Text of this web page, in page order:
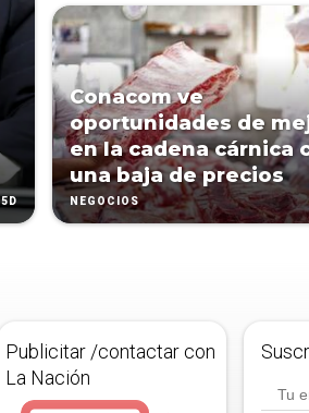
5D
Conacom ve
oportunidades de
en la cadena cárnica
una baja de precios
NEGOCIOS
Publicitar /contactar con
La Nación